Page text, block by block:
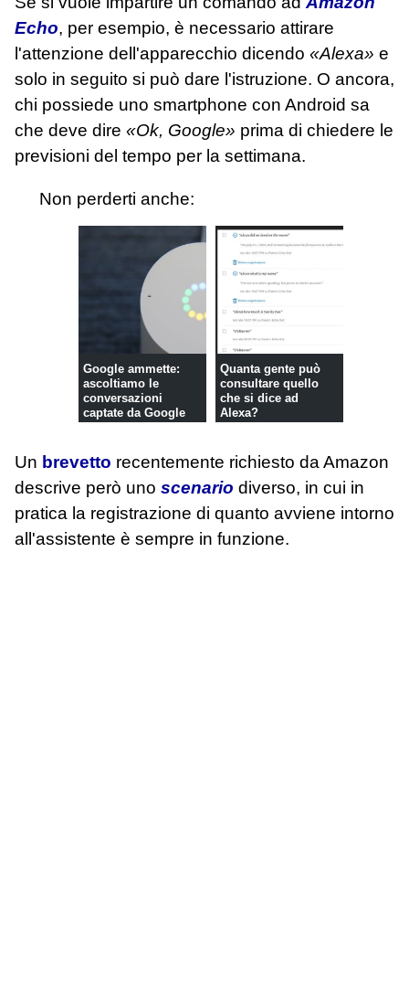
Echo, per esempio, è necessario attirare
l'attenzione dell'apparecchio dicendo «Alexa» e
solo in seguito si può dare l'istruzione. O ancora,
chi possiede uno smartphone con Android sa
che deve dire «Ok, Google» prima di chiedere le
previsioni del tempo per la settimana.
Non perderti anche:
Google ammette:
ascoltiamo le
conversazioni
captate da Google
Quanta gente può
consultare quello
che si dice ad
Alexa?
Un brevetto recentemente richiesto da Amazon
descrive però uno scenario diverso, in cui in
pratica la registrazione di quanto avviene intorno
all'assistente è sempre in funzione.